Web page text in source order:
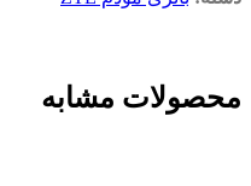
محصولات مشابه